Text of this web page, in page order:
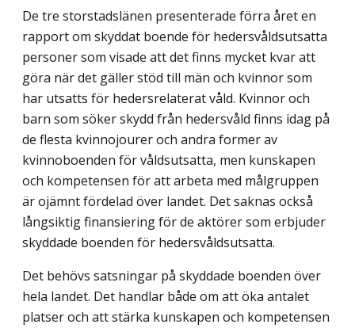
De tre storstadslänen presenterade förra året en
rapport om skyddat boende för hedersvåldsutsatta
personer som visade att det finns mycket kvar att
göra när det gäller stöd till män och kvinnor som
har utsatts för hedersrelaterat våld. Kvinnor och
barn som söker skydd från hedersvåld finns idag på
de flesta kvinnojourer och andra former av
kvinnoboenden för våldsutsatta, men kunskapen
och kompetensen för att arbeta med målgruppen
är ojämnt fördelad över landet. Det saknas också
långsiktig finansiering för de aktörer som erbjuder
skyddade boenden för hedersvåldsutsatta.
Det behövs satsningar på skyddade boenden över
hela landet. Det handlar både om att öka antalet
platser och att stärka kunskapen och kompetensen